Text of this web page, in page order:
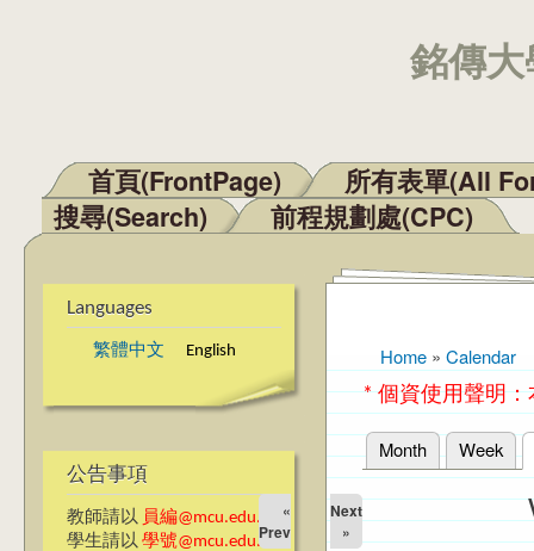
銘傳
Main menu
首頁(FrontPage)
所有表單(All
搜尋(Search)
前程規劃處(CPC)
Languages
繁體中文 English
公告事項
教師請以 員編@mcu.edu.tw
學生請以 學號@mcu.edu.tw
You are here
Home » Calendar
* 個資使用聲明
Primary tabs
Month Week
«
Prev
Next
»